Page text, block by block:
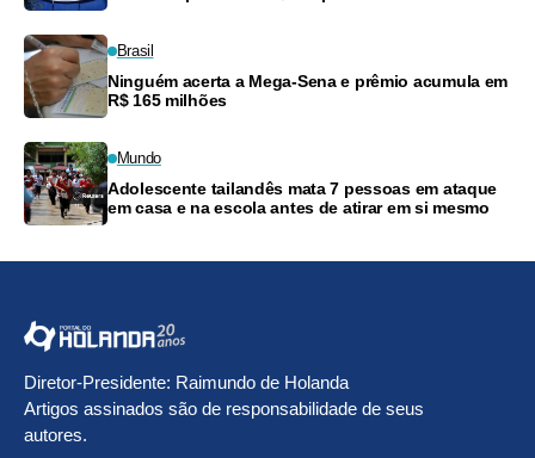
Brasil
Ninguém acerta a Mega-Sena e prêmio acumula em
R$ 165 milhões
Mundo
Adolescente tailandês mata 7 pessoas em ataque
em casa e na escola antes de atirar em si mesmo
Diretor-Presidente: Raimundo de Holanda
Artigos assinados são de responsabilidade de seus
autores.